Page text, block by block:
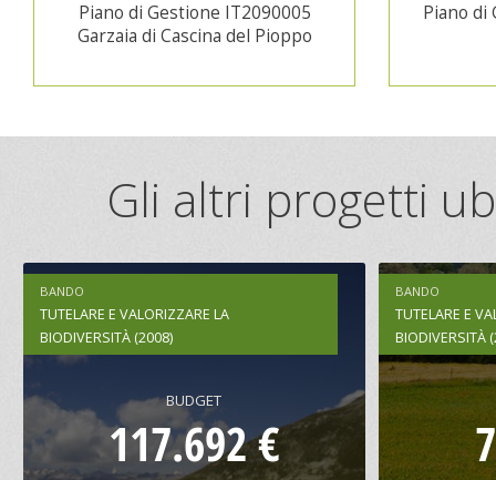
Piano di Gestione IT2090005
Garzaia di Cascina del Pioppo
Piano di
Gli altri progetti
BANDO
TUTELARE E VALORIZZARE LA
BIODIVERSITÀ (2008)
BUDGET
117.692 €
BANDO
TUTELARE E
BIODIVERSITÀ